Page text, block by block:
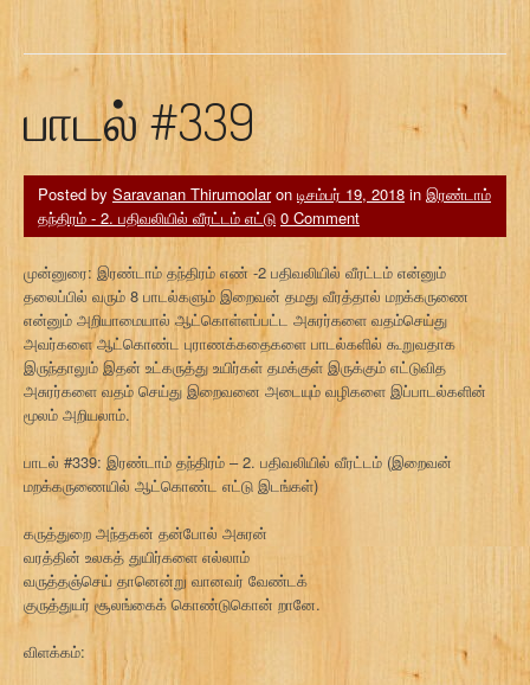
பாடல் #339
Posted by Saravanan Thirumoolaron டிசம்பர் 19, 2018 in இரண்டாம்
தந்திரம் - 2. பதிவலியில் வீரட்டம் எட்டு 0 Comment
முன்னுரை: இரண்டாம் தந்திரம் எண் -2 பதிவலியில் வீரட்டம் என்னும்
தலைப்பில் வரும் 8 பாடல்களும் இறைவன் தமது வீரத்தால் மறக்கருணை
என்னும் அறியாமையால் ஆட்கொள்ளப்பட்ட அசுரர்களை வதம்செய்து
அவர்களை ஆட்கொண்ட புராணக்கதைகளை பாடல்களில் கூறுவதாக
இருந்தாலும் இதன் உட்கருத்து உயிர்கள் தமக்குள் இருக்கும் எட்டுவித
அசுரர்களை வதம் செய்து இறைவனை அடையும் வழிகளை இப்பாடல்களின்
மூலம் அறியலாம்.
பாடல் #339: இரண்டாம் தந்திரம் – 2. பதிவலியில் வீரட்டம் (இறைவன்
மறக்கருணையில் ஆட்கொண்ட எட்டு இடங்கள்)
கருத்துறை அந்தகன் தன்போல் அசுரன்
வரத்தின் உலகத் துயிர்களை எல்லாம்
வருத்தஞ்செய் தானென்று வானவர் வேண்டக்
குருத்துயர் சூலங்கைக் கொண்டுகொன் றானே.
விளக்கம்: